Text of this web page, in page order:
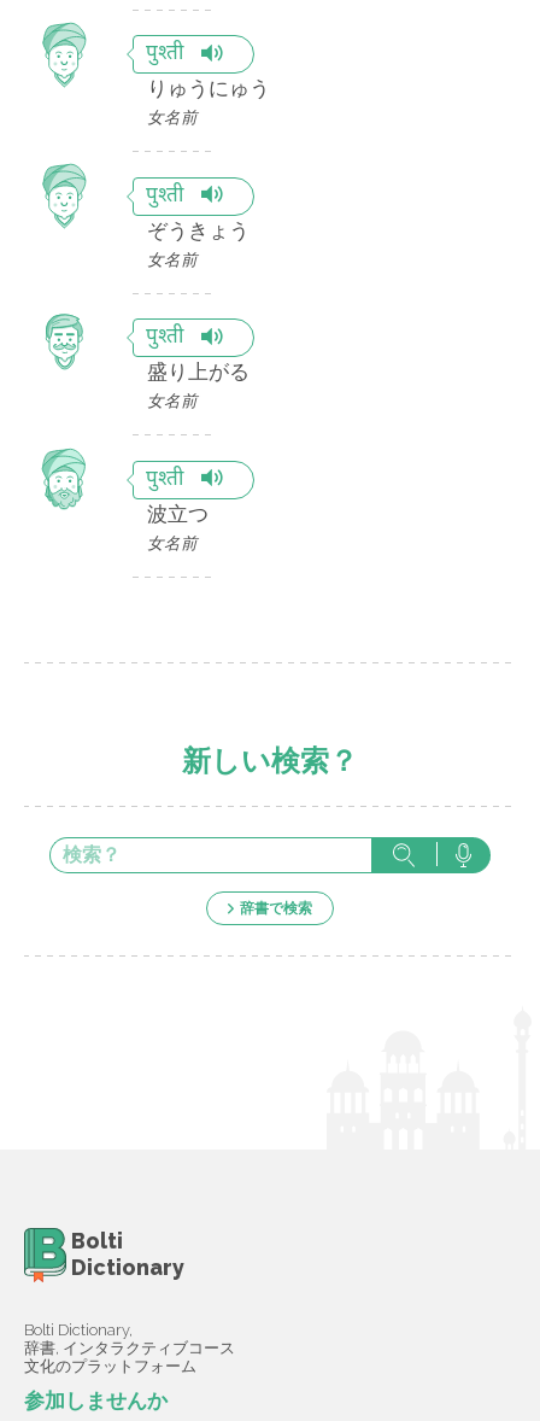
पुश्ती
りゅうにゅう
女名前
पुश्ती
ぞうきょう
女名前
पुश्ती
盛り上がる
女名前
पुश्ती
波立つ
女名前
新しい検索？
辞書で検索
Bolti
Dictionary
Bolti Dictionary,
辞書, インタラクティブコース
文化のプラットフォーム
参加しませんか